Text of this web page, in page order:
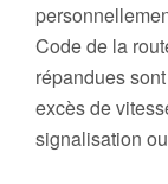
Code de la
répandues
excès de
signalisation